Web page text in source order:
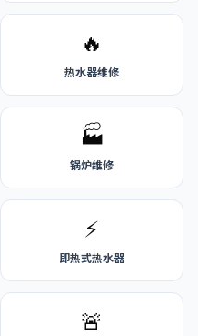
🔥
热水器维修
🏭
锅炉维修
⚡
即热式热水器
🚨